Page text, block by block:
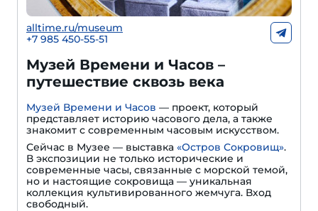
alltime.ru/museum
+7 985 450-55-51
Музей Времени и Часов –
путешествие сквозь века
Музей Времени и Часов — проект, который
представляет историю часового дела, а также
знакомит с современным часовым искусством.
Сейчас в Музее — выставка «Остров Сокровищ».
В экспозиции не только исторические и
современные часы, связанные с морской темой,
но и настоящие сокровища — уникальная
коллекция культивированного жемчуга. Вход
свободный.